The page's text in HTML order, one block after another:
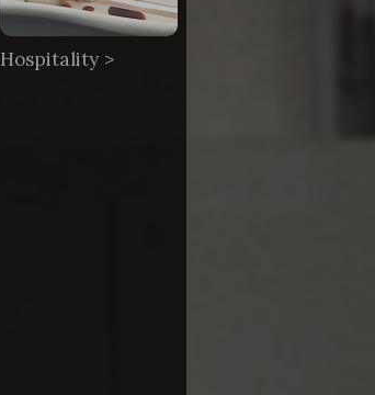
Hospitality >